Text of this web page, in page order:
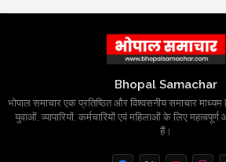
Bhopal Samachar
भोपाल समाचार एक प्रतिष्ठित और विश्वसनीय समाचार माध्यम है।
युवाओं, व्यापारियों, कर्मचारियों एवं महिलाओं के लिए
हैं।